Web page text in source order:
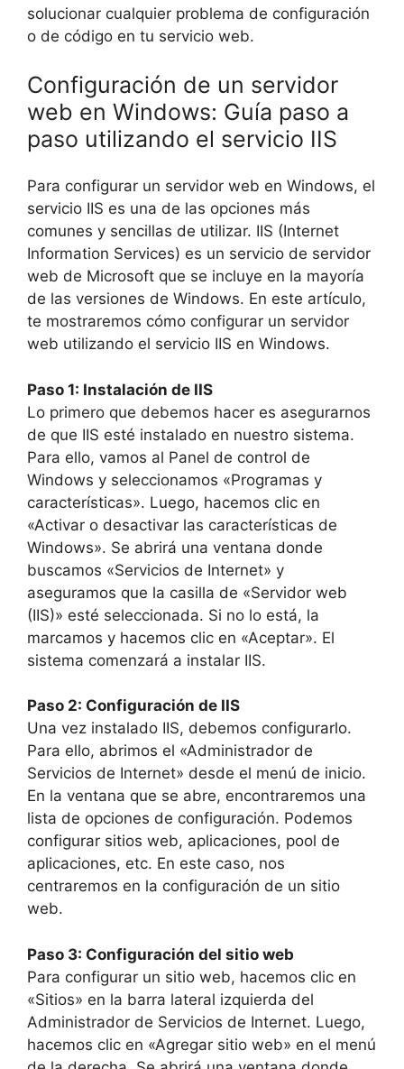
solucionar cualquier problema de configuración
o de código en tu servicio web.
Configuración de un servidor
web en Windows: Guía paso a
paso utilizando el servicio IIS
Para configurar un servidor web en Windows, el
servicio IIS es una de las opciones más
comunes y sencillas de utilizar. IIS (Internet
Information Services) es un servicio de servidor
web de Microsoft que se incluye en la mayoría
de las versiones de Windows. En este artículo,
te mostraremos cómo configurar un servidor
web utilizando el servicio IIS en Windows.
Paso 1: Instalación de IIS
Lo primero que debemos hacer es asegurarnos
de que IIS esté instalado en nuestro sistema.
Para ello, vamos al Panel de control de
Windows y seleccionamos «Programas y
características». Luego, hacemos clic en
«Activar o desactivar las características de
Windows». Se abrirá una ventana donde
buscamos «Servicios de Internet» y
aseguramos que la casilla de «Servidor web
(IIS)» esté seleccionada. Si no lo está, la
marcamos y hacemos clic en «Aceptar». El
sistema comenzará a instalar IIS.
Paso 2: Configuración de IIS
Una vez instalado IIS, debemos configurarlo.
Para ello, abrimos el «Administrador de
Servicios de Internet» desde el menú de inicio.
En la ventana que se abre, encontraremos una
lista de opciones de configuración. Podemos
configurar sitios web, aplicaciones, pool de
aplicaciones, etc. En este caso, nos
centraremos en la configuración de un sitio
web.
Paso 3: Configuración del sitio web
Para configurar un sitio web, hacemos clic en
«Sitios» en la barra lateral izquierda del
Administrador de Servicios de Internet. Luego,
hacemos clic en «Agregar sitio web» en el menú